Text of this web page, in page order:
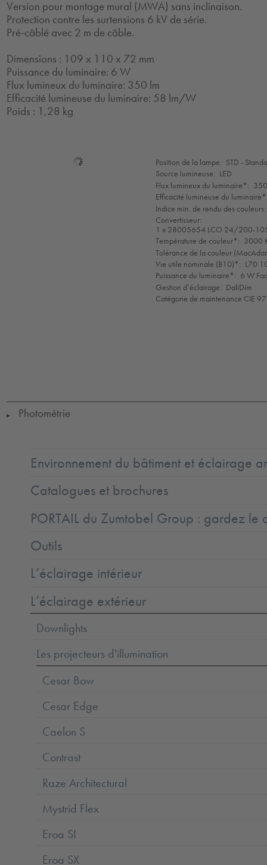
Version pour montage mural (MWA) sans inclinaison.
Protection contre les surtensions 6 kV de série.
Pré-câblé avec 2 m de câble.
Dimensions : 109 x 110 x 72 mm
Puissance du luminaire: 6 W
Flux lumineux du luminaire: 350 lm
Efficacité lumineuse du luminaire: 58 lm/W
Poids : 1,28 kg
Sélection
de
mode
Position de la lampe: STD -
Source lumineuse: LED
Flux lumineux du luminaire*:
Efficacité lumineuse du
Indice min. de rendu des couleurs:
Convertisseur:
1 x 28005654 LCO 24/200-
Température de couleur*: 3000
Tolérance de la couleur
Vie utile nominale (B10)*: L70
Puissance du luminaire*: 6 W
Gestion d’éclairage: DaliDim
Catégorie de maintenance CIE
▶ Photométrie
Environnement du bâtiment et éclairage
Catalogues et brochures
PORTAIL du Zumtobel Group : gardez le
Outils
L’éclairage intérieur
L’éclairage extérieur
Downlights
Les projecteurs d'illumination
Cesar Bow
Cesar Edge
Caelon S
Contrast
Raze Architectural
Mystrid Flex
Eroa SI
Eroa SX